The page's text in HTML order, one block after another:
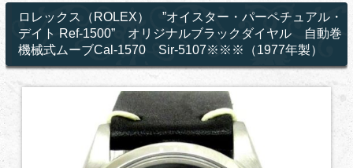
ロレックス（ROLEX） ”オイスター・パーペチュアル・
デイト Ref-1500” オリジナルブラックダイヤル 自動巻
機械式ムーブCal-1570 Sir-5107※※※（1977年製）